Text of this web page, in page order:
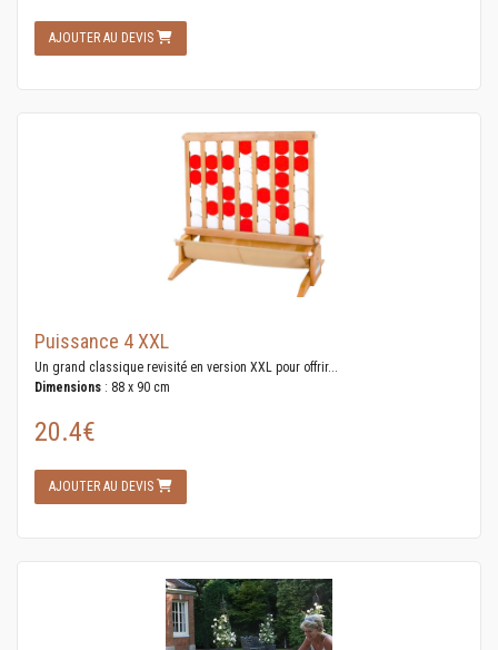
AJOUTER AU DEVIS
Puissance 4 XXL
Un grand classique revisité en version XXL pour offrir...
Dimensions : 88 x 90 cm
20.4€
AJOUTER AU DEVIS